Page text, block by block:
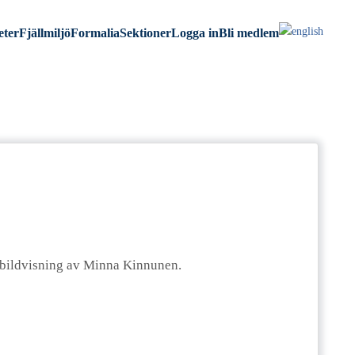
FjällmiljöFormaliaSektionerLogga inBli medlem
av Minna Kinnunen.